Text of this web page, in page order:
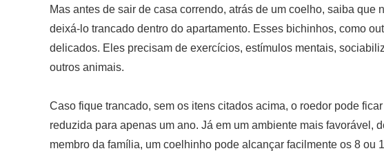
Mas antes de sair de casa correndo, atrás de um coelho, saiba
deixá-lo trancado dentro do apartamento. Esses bichinhos, como
delicados. Eles precisam de exercícios, estímulos mentais,
outros animais.
Caso fique trancado, sem os itens citados acima, o roedor pode
reduzida para apenas um ano. Já em um ambiente mais favorável,
membro da família, um coelhinho pode alcançar facilmente os 8 ou